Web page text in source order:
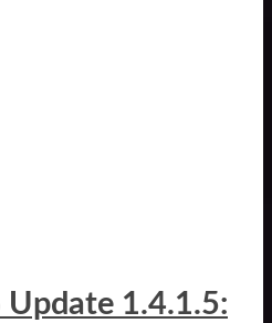
Update 1.4.1.5: